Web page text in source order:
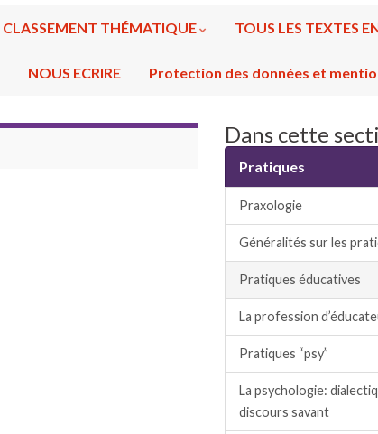
CLASSEMENT THÉMATIQUE TOUS LES TEXTES
NOUS ECRIRE Protection des données et
Dans cette
Pratiques
Praxologie
Généralités sur les
Pratiques éducatives
La profession
Pratiques “psy”
La psychologie:
discours savant